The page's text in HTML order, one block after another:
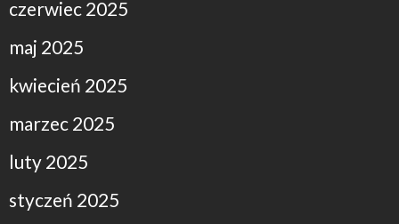
czerwiec 2025
maj 2025
kwiecień 2025
marzec 2025
luty 2025
styczeń 2025